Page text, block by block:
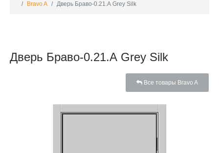
Bravo A
Дверь Браво-0.21.А Grey Silk
Дверь Браво-0.21.А Grey Silk
Все товары Bravo A